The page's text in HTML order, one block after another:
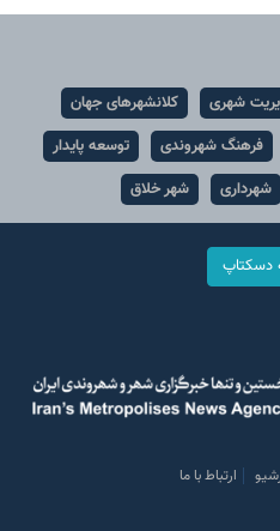
شهری
کلانشهرهای جهان
فرهنگ شهروندی
توسعه پایدار
شهرداری شهر خلاق
دسکتاپ
ارتباط با ما